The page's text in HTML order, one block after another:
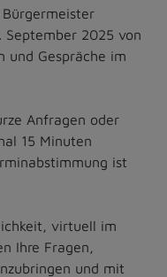
September 2025 von
und Gespräche im
Anfragen oder
15 Minuten
ist
virtuell im
Ihre Fragen,
und mit